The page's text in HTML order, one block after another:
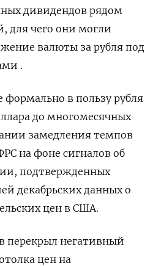
дивидендов рядом
для чего они могли
валюты за рубля под
.
в пользу рубля
до многомесячных
замедления темпов
на фоне сигналов об
подтвержденных
декабрьских данных о
цен в США.
перекрыл негативный
цен на